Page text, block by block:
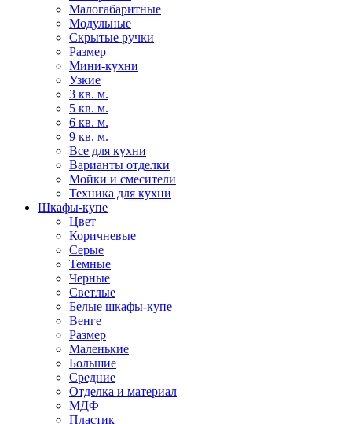
Малогабаритные
Модульные
Скрытые ручки
Размер
Мини-кухни
Узкие
3 кв. м.
5 кв. м.
6 кв. м.
9 кв. м.
Все для кухни
Варианты отделки
Мойки и смесители
Техника для кухни
Шкафы-купе
Цвет
Коричневые
Серые
Темные
Черные
Светлые
Белые шкафы-купе
Венге
Размер
Маленькие
Большие
Средние
Отделка и материал
МДФ
Пластик